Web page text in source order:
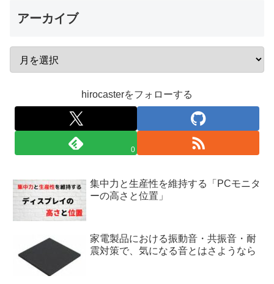
アーカイブ
hirocasterをフォローする
0
集中力と生産性を維持する「PCモニタ
ーの高さと位置」
家電製品における振動音・共振音・耐
震対策で、気になる音とはさようなら